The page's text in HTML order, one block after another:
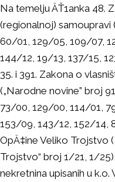
Na temelju ÄŤ1anka 48.
(regionalnoj) samoupravi
60/01, 129/05, 109/07,
144/12, 19/13, 137/15,
35. i 391. Zakona o
(„Narodne novine” broj
73/00, 129/00, 114/01,
153/09, 143/12, 152/14,
OpÄ‡ine Veliko Trojstvo
Trojstvo“ broj 1/21, 1/
nekretnina upisanih u